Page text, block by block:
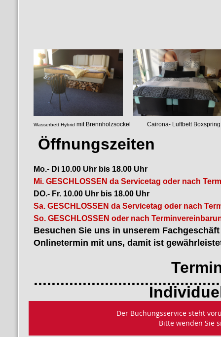
Wasserbett Hybrid mit Brennholzsockel Cairona-
Öffnungszeiten
Mo.- Di 10.00 Uhr bis 18.00 Uhr
Mi. GESCHLOSSEN da Servicetag oder nach
DO.- Fr. 10.00 Uhr bis 18.00 Uhr
Sa. GESCHLOSSEN da Servicetag oder nach
So. GESCHLOSSEN oder nach
Besuchen Sie uns in unserem
Onlinetermin mit uns, damit ist
Termin
Individuelles